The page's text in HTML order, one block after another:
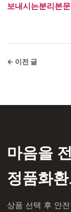
보내시는분리본
← 이전 글
마음을
정품화
상품 선택 후 안